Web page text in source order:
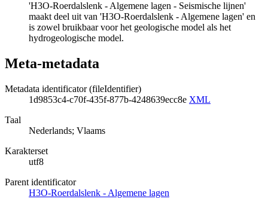
'H3O-Roerdalslenk - Algemene lagen - Seismische lijnen'
maakt deel uit van 'H3O-Roerdalslenk - Algemene lagen' en
is zowel bruikbaar voor het geologische model als het
hydrogeologische model.
Meta-metadata
Metadata identificator (fileIdentifier)
1d9853c4-c70f-435f-877b-4248639ecc8e XML
Taal
Nederlands; Vlaams
Karakterset
utf8
Parent identificator
H3O-Roerdalslenk - Algemene lagen